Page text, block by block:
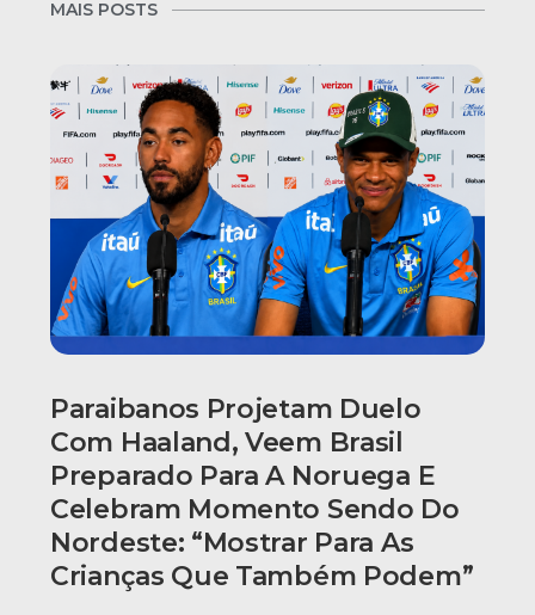
MAIS POSTS
Paraibanos Projetam Duelo
Com Haaland, Veem Brasil
Preparado Para A Noruega E
Celebram Momento Sendo Do
Nordeste: “Mostrar Para As
Crianças Que Também Podem”